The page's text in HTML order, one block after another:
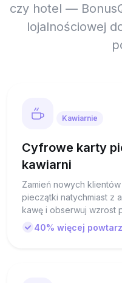
czy hotel —
lojalnościowej
Kawiarnie
Cyfrowe karty
kawiarni
Zamień nowych
pieczątki natychmiast z
kawę i obserwuj wzrost
40% więcej